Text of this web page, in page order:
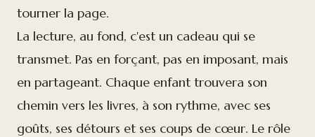
tourner la page.
La lecture, au fond, c'est un cadeau qui se
transmet. Pas en forçant, pas en imposant, mais
en partageant. Chaque enfant trouvera son
chemin vers les livres, à son rythme, avec ses
goûts, ses détours et ses coups de cœur. Le rôle